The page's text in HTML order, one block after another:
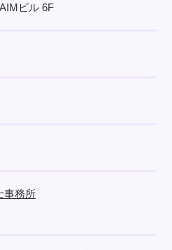
1 AIMビル 6F
事務所